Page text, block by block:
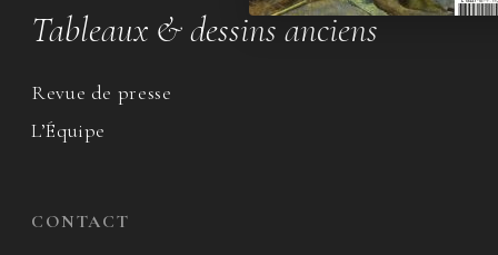
Tableaux & dessins anciens
Revue de presse
L’Équipe
CONTACT